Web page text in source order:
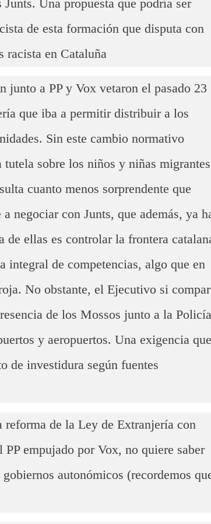
Una propuesta que podría ser
de esta formación que disputa con
racista en Cataluña
junto a PP y Vox vetaron el pasado 23
que iba a permitir distribuir a los
Sin este cambio normativo
sobre los niños y niñas migrantes
cuanto menos sorprendente que
negociar con Junts, que además, ya
de ellas es controlar la frontera
integral de competencias, algo que en
No obstante, el Ejecutivo si
de los Mossos junto a la Policía
y aeropuertos. Una exigencia que
de investidura según fuentes
de la Ley de Extranjería con
empujado por Vox, no quiere saber
autonómicos (recordemos